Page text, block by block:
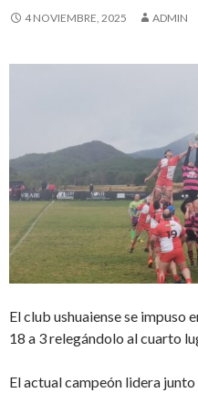
4 NOVIEMBRE, 2025 ADMIN
El club ushuaiense se impuso
18 a 3 relegándolo al cuarto
El actual campeón lidera